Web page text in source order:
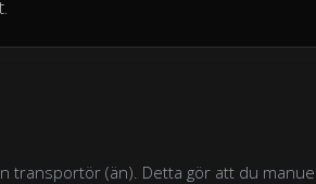
transportör (än). Detta gör att du